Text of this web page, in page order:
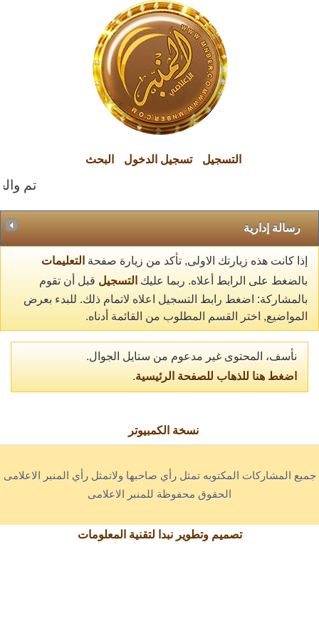
التسجيل تسجيل الدخول البحث
تم
رسالة إدارية
إذا كانت هذه زيارتك الاولى, تأكد من زيارة صفحة التعليمات
بالضغط على الرابط أعلاه. ربما عليك التسجيل قبل أن تقوم
بالمشاركة: اضغط رابط التسجيل اعلاه لاتمام ذلك. للبدء بعرض
المواضيع, اختر القسم المطلوب من القائمة أدناه.
نأسف، المحتوى غير مدعوم من ستايل الجوال.
اضغط هنا للذهاب للصفحة الرئيسية.
نسخة الكمبيوتر
جميع المشاركات المكتوبه تمثل رأي صاحبها ولاتمثل رأي المنبر الاعلامى
الحقوق محفوظة للمنبر الاعلامى
تصميم وتطوير نبدا لتقنية المعلومات